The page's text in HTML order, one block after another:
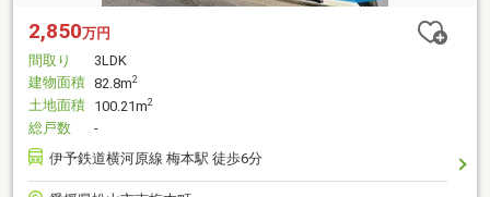
2,850万円
間取り
3LDK
建物面積 82.8m2
土地面積 100.21m2
総戸数
-
伊予鉄道横河原線 梅本駅 徒歩6分